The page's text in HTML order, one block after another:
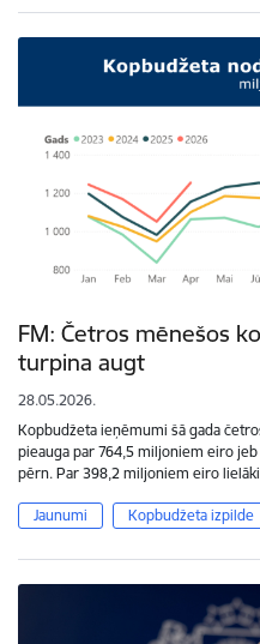
FM: Četros mēnešos
turpina augt
28.05.2026.
Kopbudžeta ieņēmumi šā gada
pieauga par 764,5 miljoniem eiro
pērn. Par 398,2 miljoniem eiro
Jaunumi Kopbudžeta izpilde